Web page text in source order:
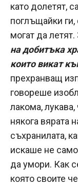
като долетят,
поглъщайки ги,
могат да
на добитъка
които викат
прехранващ
говореше
лакома,
някога вярата
съхранилата,
искаше не само
да умори. Как
която своите